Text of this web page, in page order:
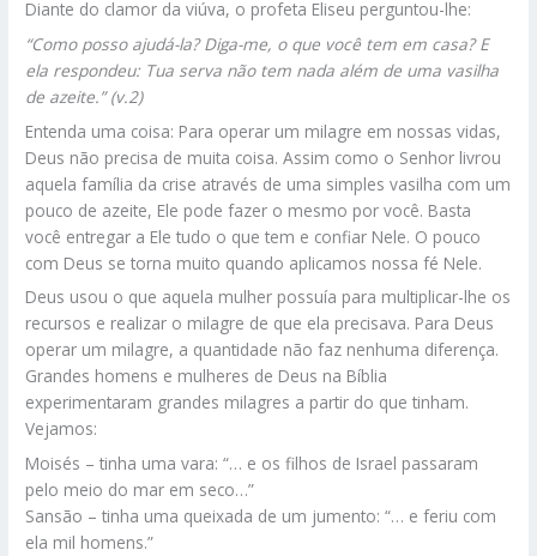
Diante do clamor da viúva, o profeta Eliseu perguntou-lhe:
“Como posso ajudá-la? Diga-me, o que você tem em casa? E
ela respondeu: Tua serva não tem nada além de uma vasilha
de azeite.” (v.2)
Entenda uma coisa: Para operar um milagre em nossas vidas,
Deus não precisa de muita coisa. Assim como o Senhor livrou
aquela família da crise através de uma simples vasilha com um
pouco de azeite, Ele pode fazer o mesmo por você. Basta
você entregar a Ele tudo o que tem e confiar Nele. O pouco
com Deus se torna muito quando aplicamos nossa fé Nele.
Deus usou o que aquela mulher possuía para multiplicar-lhe os
recursos e realizar o milagre de que ela precisava. Para Deus
operar um milagre, a quantidade não faz nenhuma diferença.
Grandes homens e mulheres de Deus na Bíblia
experimentaram grandes milagres a partir do que tinham.
Vejamos:
Moisés – tinha uma vara: “… e os filhos de Israel passaram
pelo meio do mar em seco…”
Sansão – tinha uma queixada de um jumento: “… e feriu com
ela mil homens.”